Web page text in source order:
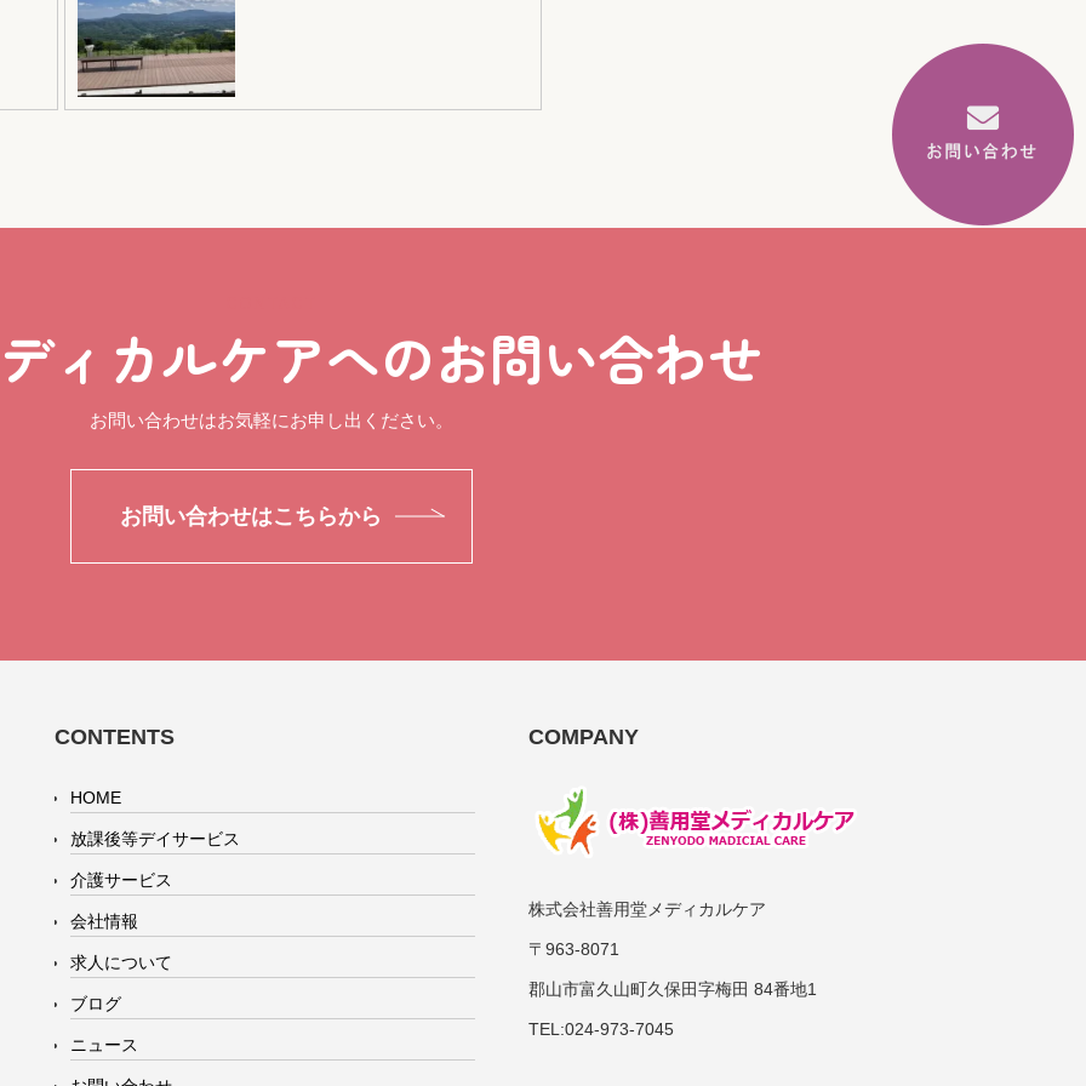
ィカルケアへのお問い合わせ
お問い合わせはお気軽にお申し出ください。
お問い合わせはこちらから
CONTENTS
HOME
放課後等デイサービス
介護サービス
会社情報
求人について
ブログ
ニュース
COMPANY
株式会社善用堂メディカルケア
〒963-8071
郡山市富久山町久保田字梅田 84番地1
TEL:024-973-7045